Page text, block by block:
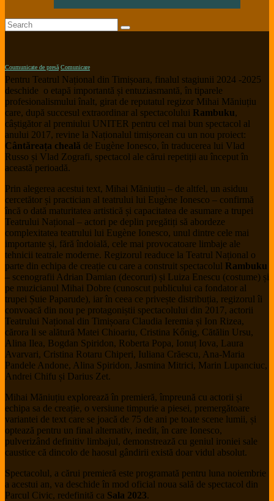
Coumunicate de presă Comunicare
Pentru Teatrul Național din Timișoara, finalul stagiunii 2024 -2025
deschide o etapă importantă și entuziasmantă, în tiparele
profesionalismului înalt, girat de reputatul regizor Mihai Măniuțiu
care, după succesul extraordinar al spectacolului Rambuku,
câștigător al premiului UNITER pentru cel mai bun spectacol al
anului 2017, revine la Naționalul timișorean cu un nou proiect:
Cântăreața cheală de Eugène Ionesco, în traducerea lui Vlad
Russo și Vlad Zografi, spectacol ale cărui repetiții au început în
această perioadă.
Prin alegerea acestui text, Mihai Măniuțiu – de altfel, un asiduu
cercetător și practician al teatrului lui Eugène Ionesco – confirmă
încă o dată maturitatea artistică și capacitatea de asumare a trupei
Teatrului Național – actori pe deplin pregătiți să abordeze
complexitatea teatrului lui Eugène Ionesco, unul dintre cele mai
importante și, fără îndoială, cele mai provocatoare limbaje ale
tehnicii teatrale moderne. Regizorul readuce la Teatrul Național o
parte din echipa de creație cu care a construit spectacolul Rambuku
– scenografii Adrian Damian (decoruri) și Luiza Enescu (costume) și
pe muzicianul Mihai Dobre (cunoscut publicului ca fondator al
trupei Șuie Paparude), iar în ceea ce privește distribuția, regizorul îi
convoacă din nou pe protagoniștii spectacolului din 2017, actorii
Teatrului Național din Timișoara Claudia Ieremia și Ion Rizea,
cărora li se alătură Matei Chioariu, Cristina Kőnig, Cătălin Ursu,
Alina Ilea, Bogdan Spiridon, Roberta Popa, Ionuț Iova, Laura
Avarvari, Cristina Rotaru Chiperi, Iuliana Crăescu, Ana-Maria
Pandele Andone, Alina Spiridon, Jasmina Mitrici, Marin Lupanciuc,
Andrei Chifu și Darius Zet.
Mihai Măniuțiu explorează în premieră, împreună cu actorii și
echipa sa de creație, o versiune timpurie a piesei, premergătoare
variantei de text care se joacă de 75 de ani pe toate scene lumii, și
optează pentru un final alternativ, inedit, în care Ionesco,
pulverizând definitiv limbajul, demonstrează cu geniul ironiei sale
caustice că dincolo de haosul gândirii există doar vidul absolut.
Spectacolul, a cărui premieră este programată pentru luna noiembrie
a acestui an, va deschide în mod oficial noua sală de spectacol din
Parcul Civic, redefinită ca Sala 2023.